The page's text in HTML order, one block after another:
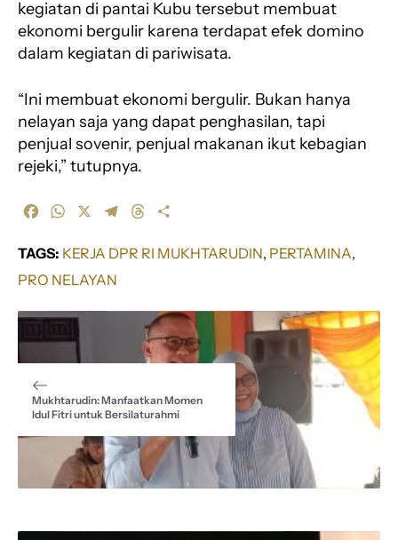
kegiatan di pantai Kubu tersebut membuat
ekonomi bergulir karena terdapat efek domino
dalam kegiatan di pariwisata.
“Ini membuat ekonomi bergulir. Bukan hanya
nelayan saja yang dapat penghasilan, tapi
penjual sovenir, penjual makanan ikut kebagian
rejeki,” tutupnya.
c
e
b
o
W
a
t
s
A
l
r
r
d
s
a
TAGS: KERJA DPR RI MUKHTARUDIN, PERTAMINA
PRO NELAYAN
Mukhtarudin: Manfaatkan Momen
Idul Fitri untuk Bersilaturahmi